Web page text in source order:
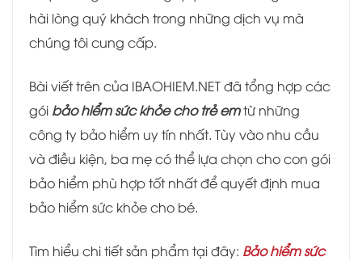
hài lòng quý khách trong những dịch vụ mà
chúng tôi cung cấp.
Bài viết trên của IBAOHIEM.NET đã tổng hợp các
gói bảo hiểm sức khỏe cho trẻ emtừ những
công ty bảo hiểm uy tín nhất. Tùy vào nhu cầu
và điều kiện, ba mẹ có thể lựa chọn cho con gói
bảo hiểm phù hợp tốt nhất để quyết định mua
bảo hiểm sức khỏe cho bé.
Tìm hiểu chi tiết sản phẩm tại đây: Bảo hiểm sức